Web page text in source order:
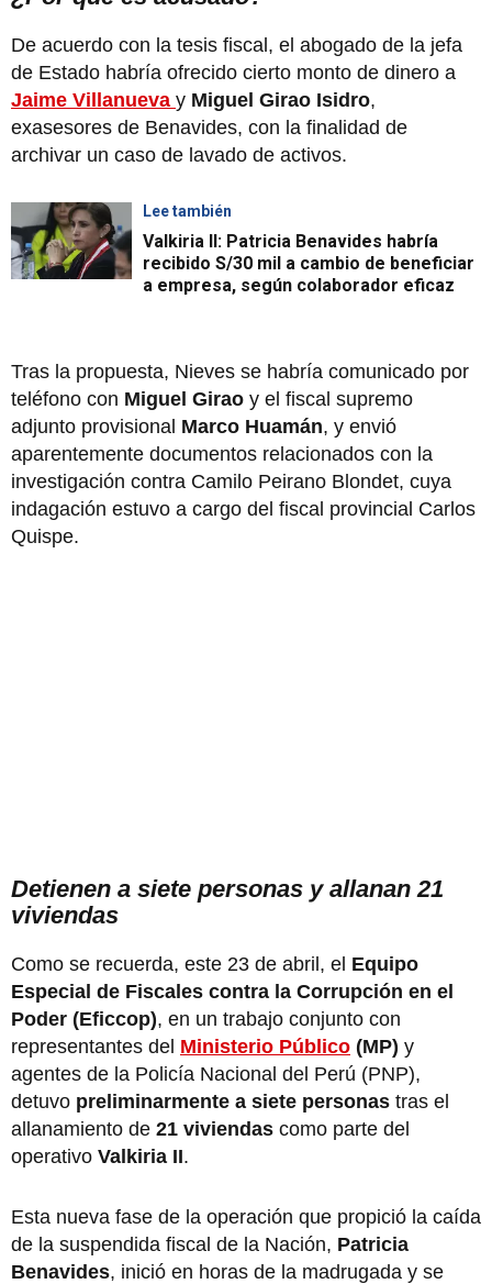
De acuerdo con la tesis fiscal, el abogado de la jefa
de Estado habría ofrecido cierto monto de dinero a
Jaime Villanueva y Miguel Girao Isidro,
exasesores de Benavides, con la finalidad de
archivar un caso de lavado de activos.
Lee también
Valkiria II: Patricia Benavides habría
recibido S/30 mil a cambio de beneficiar
a empresa, según colaborador eficaz
Tras la propuesta, Nieves se habría comunicado por
teléfono con Miguel Girao y el fiscal supremo
adjunto provisional Marco Huamán, y envió
aparentemente documentos relacionados con la
investigación contra Camilo Peirano Blondet, cuya
indagación estuvo a cargo del fiscal provincial Carlos
Quispe.
Detienen a siete personas y allanan 21
viviendas
Como se recuerda, este 23 de abril, el Equipo
Especial de Fiscales contra la Corrupción en el
Poder (Eficcop), en un trabajo conjunto con
representantes del Ministerio Público (MP) y
agentes de la Policía Nacional del Perú (PNP),
detuvo preliminarmente a siete personas tras el
allanamiento de 21 viviendas como parte del
operativo Valkiria II.
Esta nueva fase de la operación que propició la caída
de la suspendida fiscal de la Nación, Patricia
Benavides, inició en horas de la madrugada y se